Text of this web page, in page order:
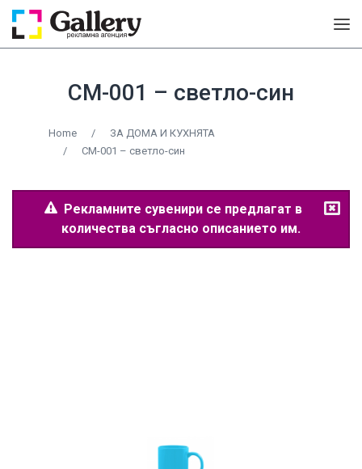
CM-001 – светло-син
Home /
ЗА ДОМА И КУХНЯТА
/
CM-001 – светло-син
Рекламните сувенири се предлагат в
количества съгласно описанието им.